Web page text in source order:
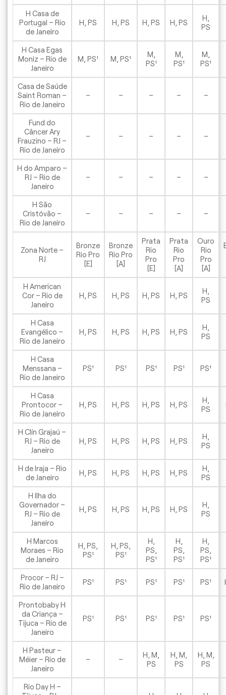
H Casa de
Portugal – Rio
de Janeiro
H, PS H, PS H, PS H, PS
H,
PS
H Casa Egas
Moniz – Rio de
Janeiro
M, PS¹ M, PS¹
M,
PS¹
M,
PS¹
M,
PS¹
Casa de Saúde
Saint Roman –
Rio de Janeiro
– – – – –
Fund do
Câncer Ary
Frauzino – RJ –
Rio de Janeiro
– – – – –
H do Amparo –
RJ – Rio de
Janeiro
– – – – –
H São
Cristóvão –
Rio de Janeiro
– – – – –
Zona Norte –
RJ
Bronze
Rio Pro
[E]
Bronze
Rio Pro
[A]
Prata
Rio
Pro
[E]
Prata
Rio
Pro
[A]
Ouro
Rio
Pro
[A]
H American
Cor – Rio de
Janeiro
H, PS H, PS H, PS H, PS
H,
PS
H Casa
Evangélico –
Rio de Janeiro
H, PS H, PS H, PS H, PS
H,
PS
H Casa
Menssana –
Rio de Janeiro
PS¹ PS¹ PS¹ PS¹ PS¹
H Casa
Prontocor –
Rio de Janeiro
H, PS H, PS H, PS H, PS
H,
PS
H Clín Grajaú –
RJ – Rio de
Janeiro
H, PS H, PS H, PS H, PS
H,
PS
H de Iraja – Rio
de Janeiro
H, PS H, PS H, PS H, PS
H,
PS
H Ilha do
Governador –
RJ – Rio de
Janeiro
H, PS H, PS H, PS H, PS
H,
PS
H Marcos
Moraes – Rio
de Janeiro
H, PS,
PS¹
H, PS,
PS¹
H,
PS,
PS¹
H,
PS,
PS¹
H,
PS,
PS¹
Procor – RJ –
Rio de Janeiro
PS¹ PS¹ PS¹ PS¹ PS¹
Prontobaby H
da Criança –
Tijuca – Rio de
Janeiro
PS¹ PS¹ PS¹ PS¹ PS¹
H Pasteur –
Méier – Rio de
Janeiro
– –
H, M,
PS
H, M,
PS
H, M,
PS
Rio Day H –